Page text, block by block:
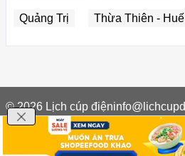
Quảng Trị Thừa Thiên - Huế
© 2026 Lịch cúp điện
Giới thiệuĐiều khoản dịch vụ
Cập nhật lịch cúp điện nhanh